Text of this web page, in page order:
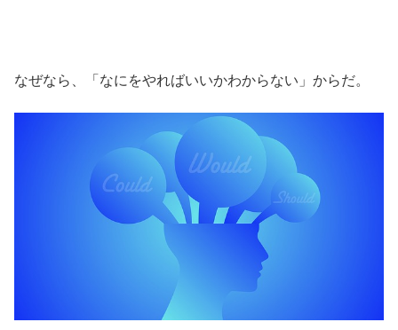
なぜなら、「なにをやればいいかわからない」からだ。